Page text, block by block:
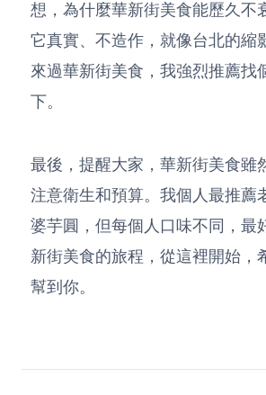
想，為什麼華新街美食能歷久不
它真實、不造作，就像台北的縮
來過華新街美食，我強烈推薦找
下。
最後，提醒大家，華新街美食雖
注意衛生和預算。我個人最推薦
婆芋圓，但每個人口味不同，最
新街美食的旅程，從這裡開始，
幫到你。